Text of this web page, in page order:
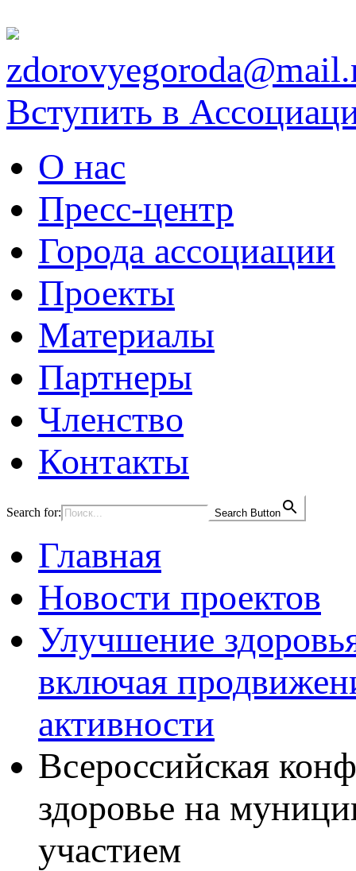
Вступить в
О нас
Пресс-центр
Города ассоциации
Проекты
Материалы
Партнеры
Членство
Контакты
Search for: Search Button
Главная
Новости проектов
Улучшение
включая
активности
Всероссийская
здоровье на
участием